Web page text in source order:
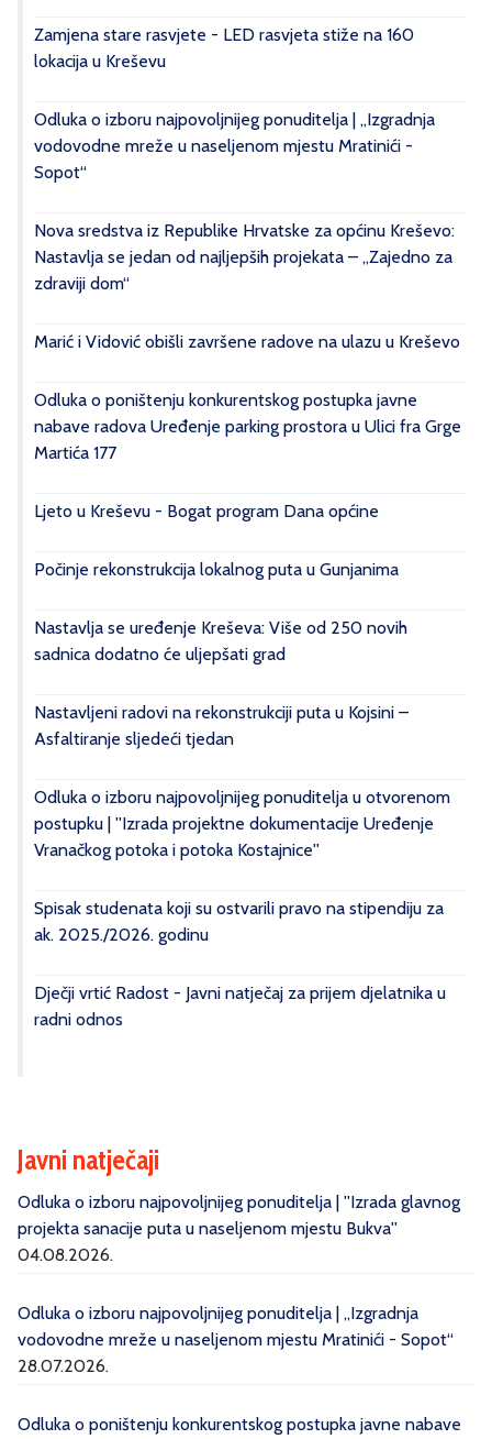
Zamjena stare rasvjete - LED rasvjeta stiže na 160
lokacija u Kreševu
Odluka o izboru najpovoljnijeg ponuditelja | „Izgradnja
vodovodne mreže u naseljenom mjestu Mratinići -
Sopot“
Nova sredstva iz Republike Hrvatske za općinu Kreševo:
Nastavlja se jedan od najljepših projekata – „Zajedno za
zdraviji dom“
Marić i Vidović obišli završene radove na ulazu u Kreševo
Odluka o poništenju konkurentskog postupka javne
nabave radova Uređenje parking prostora u Ulici fra Grge
Martića 177
Ljeto u Kreševu - Bogat program Dana općine
Počinje rekonstrukcija lokalnog puta u Gunjanima
Nastavlja se uređenje Kreševa: Više od 250 novih
sadnica dodatno će uljepšati grad
Nastavljeni radovi na rekonstrukciji puta u Kojsini –
Asfaltiranje sljedeći tjedan
Odluka o izboru najpovoljnijeg ponuditelja u otvorenom
postupku | ''Izrada projektne dokumentacije Uređenje
Vranačkog potoka i potoka Kostajnice''
Spisak studenata koji su ostvarili pravo na stipendiju za
ak. 2025./2026. godinu
Dječji vrtić Radost - Javni natječaj za prijem djelatnika u
radni odnos
Javni natječaji
Odluka o izboru najpovoljnijeg ponuditelja | ''Izrada glavnog
projekta sanacije puta u naseljenom mjestu Bukva''
04.08.2026.
Odluka o izboru najpovoljnijeg ponuditelja | „Izgradnja
vodovodne mreže u naseljenom mjestu Mratinići - Sopot“
28.07.2026.
Odluka o poništenju konkurentskog postupka javne nabave